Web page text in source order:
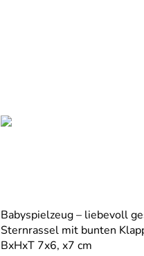
Babyspielzeug – liebevoll
Sternrassel mit bunten
BxHxT 7x6, x7 cm